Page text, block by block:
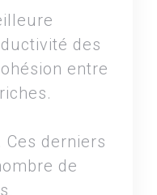
des
entre
derniers
de